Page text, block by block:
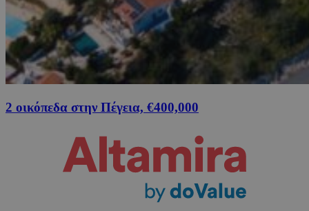
2 οικόπεδα στην Πέγεια, €400,000